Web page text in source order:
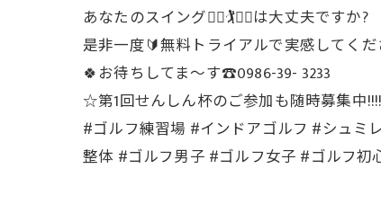
あなたのスイング🏌️‍♂️🏌️🏌️‍♀️は大丈夫ですか?
是非一度🔰無料トライアルで実感してくだ
🍀お待ちしてま〜す☎️0986-39- 3233
☆第1回せんしん杯のご参加も随時募集中
#ゴルフ練習場 #インドアゴルフ #シュミ
整体 #ゴルフ男子 #ゴルフ女子 #ゴルフ